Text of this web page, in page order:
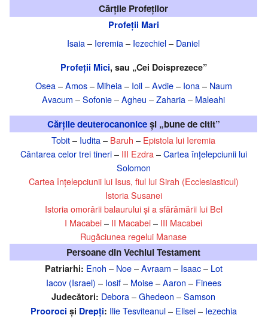
Cărțile Profeților
Profeții Mari
Isaia– Ieremia– Iezechiel– Daniel
Profeții Mici, sau „Cei Doisprezece”
Osea–Amos– Miheia– Ioil–Avdie– Iona– Naum
Avacum –Sofonie–Agheu –Zaharia– Maleahi
Cărțile deuterocanoniceși „bune de citit”
Tobit– Iudita– Baruh – Epistola lui Ieremia
Cântarea celor trei tineri– III Ezdra –Cartea înțelepciunii lui
Solomon
Cartea înțelepciunii lui Isus, fiul lui Sirah (Ecclesiasticul)
Istoria Susanei
Istoria omorârii balaurului și a sfărâmării lui Bel
I Macabei– II Macabei– III Macabei
Rugăciunea regelui Manase
Persoane din Vechiul Testament
Patriarhi: Enoh – Noe–Avraam – Isaac– Lot
Iacov (Israel) – Iosif– Moise–Aaron – Finees
Judecători: Debora–Ghedeon –Samson
Prooroci și Drepți: Ilie Tesviteanul– Elisei– Iezechia